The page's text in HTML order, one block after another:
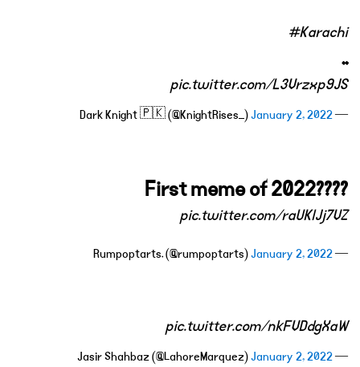
#Karachi
..
pic.twitter.com/L3Vrzxp9JS
— Dark Knight 🇵🇰 (@KnightRises_)
January 2, 2022
First meme of 2022????
pic.twitter.com/raUKlJj7VZ
— Rumpoptarts. (@rumpoptarts)
January 2, 2022
pic.twitter.com/nkFVDdgXaW
— Jasir Shahbaz (@LahoreMarquez)
January 2, 2022